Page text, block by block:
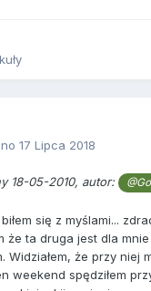
17 Lipca 2018
18-05-2010, autor:
się z myślami...
że ta druga jest dla
Widziałem, że przy niej
weekend spędziłem